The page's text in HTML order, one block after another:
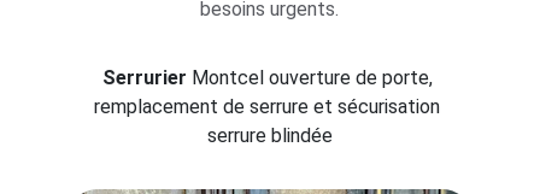
besoins urgents.
Serrurier Montcel ouverture de porte,
remplacement de serrure et sécurisation
serrure blindée